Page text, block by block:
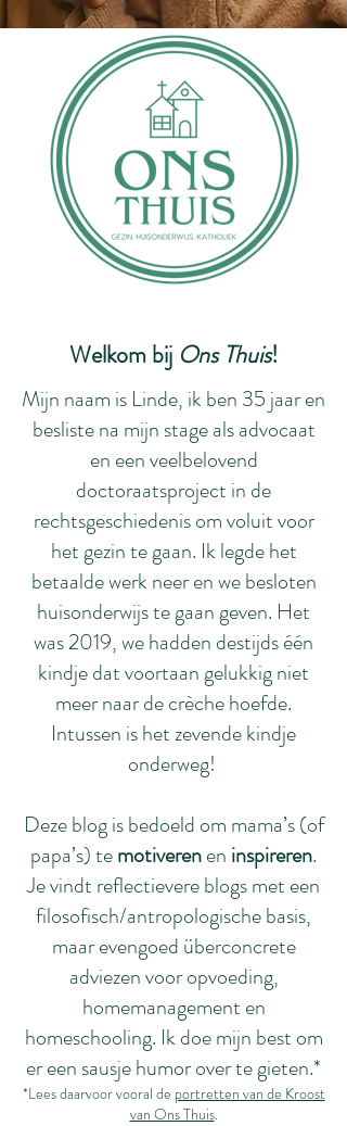
Welkom bij Ons Thuis!
Mijn naam is Linde, ik ben 35 jaar en
besliste na mijn stage als advocaat
en een veelbelovend
doctoraatsproject in de
rechtsgeschiedenis om voluit voor
het gezin te gaan. Ik legde het
betaalde werk neer en we besloten
huisonderwijs te gaan geven. Het
was 2019, we hadden destijds één
kindje dat voortaan gelukkig niet
meer naar de crèche hoefde.
Intussen is het zevende kindje
onderweg!
Deze blog is bedoeld om mama’s (of
papa’s) temotiverenen inspireren.
Je vindt reflectievere blogs met een
filosofisch/antropologische basis,
maar evengoed überconcrete
adviezen voor opvoeding,
homemanagement en
homeschooling. Ik doe mijn best om
er een sausje humor over te gieten.*
*Lees daarvoor vooral de portretten van de Kroost
van Ons Thuis.